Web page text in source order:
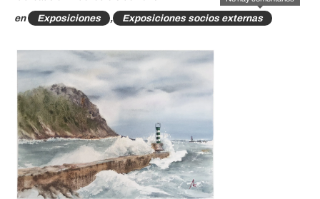
en
Exposiciones , Exposiciones socios externas